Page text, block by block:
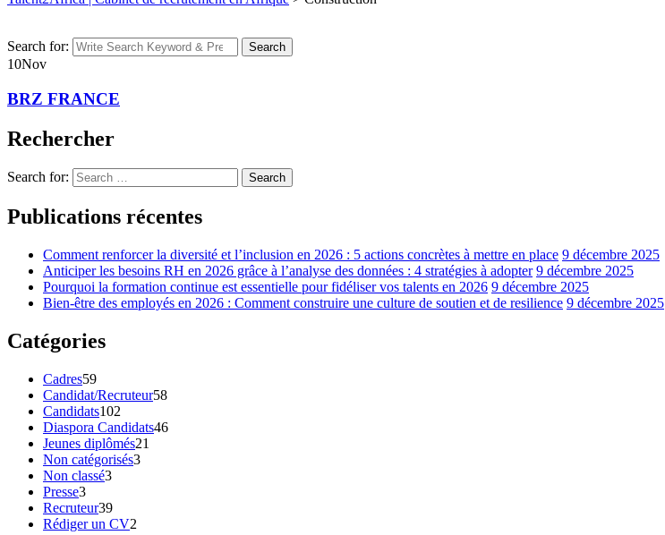
Search for: Search
10Nov
BRZ FRANCE
Rechercher
Search for: Search
Publications récentes
Comment renforcer la diversité et l’inclusion en 2026 : 5 actions concrètes à mettre en place 9 décembre 2025
Anticiper les besoins RH en 2026 grâce à l’analyse des données : 4 stratégies à adopter 9 décembre 2025
Pourquoi la formation continue est essentielle pour fidéliser vos talents en 2026 9 décembre 2025
Bien-être des employés en 2026 : Comment construire une culture de soutien et de resilience 9 décembre 2025
Catégories
Cadres59
Candidat/Recruteur58
Candidats102
Diaspora Candidats46
Jeunes diplômés21
Non catégorisés3
Non classé3
Presse3
Recruteur39
Rédiger un CV2